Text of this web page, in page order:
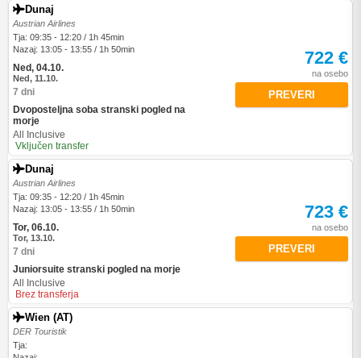
Dunaj
Austrian Airlines
Tja: 09:35 - 12:20 / 1h 45min
Nazaj: 13:05 - 13:55 / 1h 50min
Ned, 04.10.
Ned, 11.10.
7 dni
Dvoposteljna soba stranski pogled na
morje
All Inclusive
Vključen transfer
722 €
na osebo
PREVERI
Dunaj
Austrian Airlines
Tja: 09:35 - 12:20 / 1h 45min
Nazaj: 13:05 - 13:55 / 1h 50min
Tor, 06.10.
Tor, 13.10.
7 dni
Juniorsuite stranski pogled na morje
All Inclusive
Brez transferja
723 €
na osebo
PREVERI
Wien (AT)
DER Touristik
Tja: